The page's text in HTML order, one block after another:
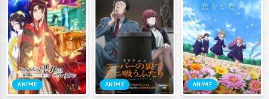
ANIME ANIME ANIME